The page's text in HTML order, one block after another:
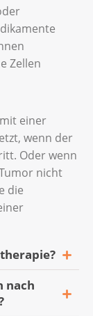
Zellen
einer
wenn der
Oder wenn
nicht
die
nach